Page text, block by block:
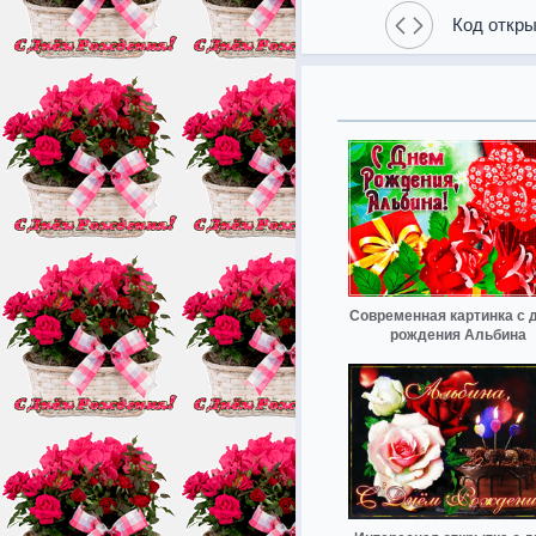
Код
Современная картинка с
рождения Альбина